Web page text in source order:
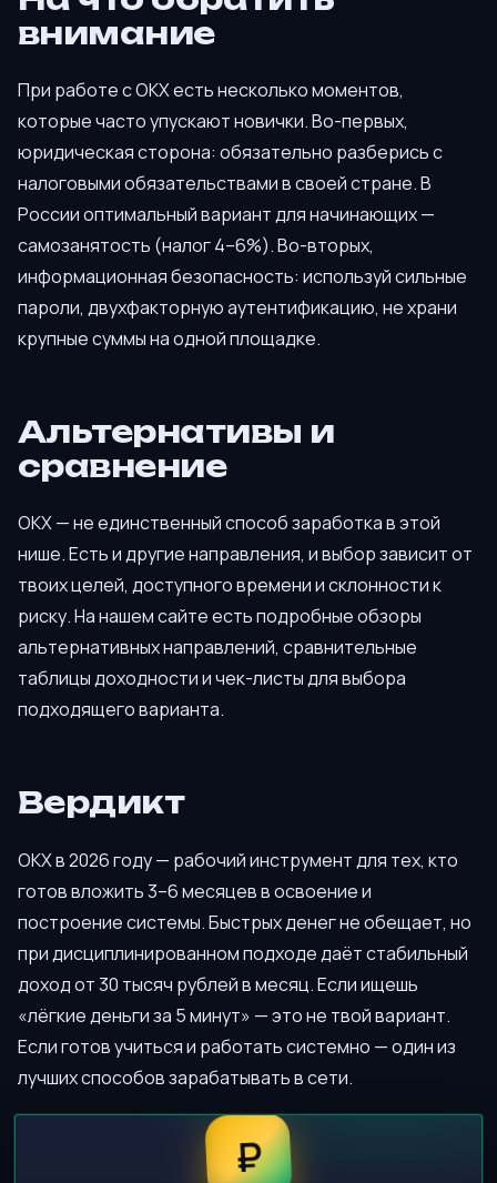
внимание
При работе с OKX есть несколько моментов,
которые часто упускают новички. Во-первых,
юридическая сторона: обязательно разберись с
налоговыми обязательствами в своей стране. В
России оптимальный вариант для начинающих —
самозанятость (налог 4–6%). Во-вторых,
информационная безопасность: используй сильные
пароли, двухфакторную аутентификацию, не храни
крупные суммы на одной площадке.
Альтернативы и
сравнение
OKX — не единственный способ заработка в этой
нише. Есть и другие направления, и выбор зависит от
твоих целей, доступного времени и склонности к
риску. На нашем сайте есть подробные обзоры
альтернативных направлений, сравнительные
таблицы доходности и чек-листы для выбора
подходящего варианта.
Вердикт
OKX в 2026 году — рабочий инструмент для тех, кто
готов вложить 3–6 месяцев в освоение и
построение системы. Быстрых денег не обещает, но
при дисциплинированном подходе даёт стабильный
доход от 30 тысяч рублей в месяц. Если ищешь
«лёгкие деньги за 5 минут» — это не твой вариант.
Если готов учиться и работать системно — один из
лучших способов зарабатывать в сети.
₽